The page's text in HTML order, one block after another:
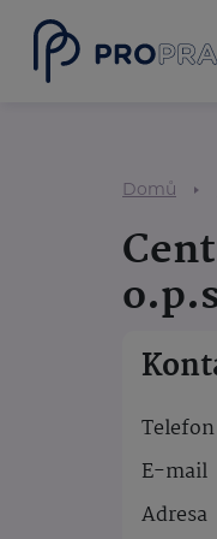
Domů
Telefon
E-mail
Adresa